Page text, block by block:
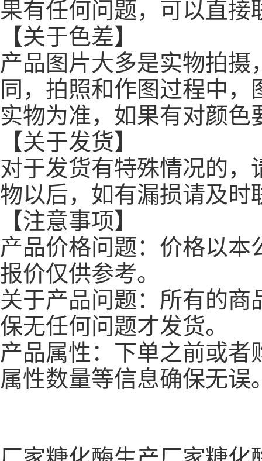
果有任何问题，可以直接
【关于色差】
产品图片大多是实物拍
同，拍照和作图过程中
实物为准，如果有对颜
【关于发货】
对于发货有特殊情况的
物以后，如有漏损请及时
【注意事项】
产品价格问题：价格以
报价仅供参考。
关于产品问题：所有的
保无任何问题才发货。
产品属性：下单之前或
属性数量等信息确保无误